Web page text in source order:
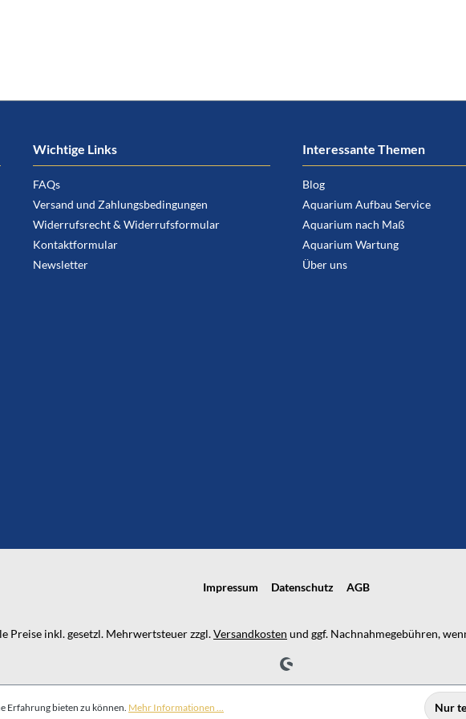
Wichtige Links
FAQs
Versand und Zahlungsbedingungen
Widerrufsrecht & Widerrufsformular
Kontaktformular
Newsletter
Interessante Themen
Blog
Aquarium Aufbau Service
Aquarium nach Maß
Aquarium Wartung
Über uns
Impressum Datenschutz AGB
Preise inkl. gesetzl. Mehrwertsteuer zzgl.Versandkosten und ggf. Nachnahmegebühren,
Erfahrung bieten zu können. Mehr Informationen ... Nur